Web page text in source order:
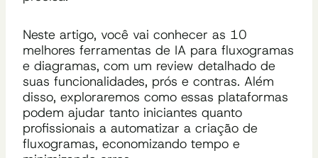
Neste artigo, você vai conhecer as 10
melhores ferramentas de IA para fluxogramas
e diagramas, com um review detalhado de
suas funcionalidades, prós e contras. Além
disso, exploraremos como essas plataformas
podem ajudar tanto iniciantes quanto
profissionais a automatizar a criação de
fluxogramas, economizando tempo e